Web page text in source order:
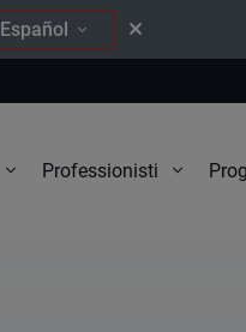
Español
Professionisti